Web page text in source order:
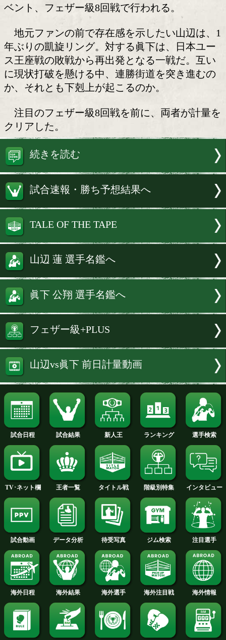
日本フェザー級15位の山辺蓮(29=市野
公翔(23=横浜光)が16日、三重・津市内
で前日計量に臨んだ。
試合は、明日(17日)、三重メッセウィ
NHKで行われる「REAL FIGHT.11」の
ベント、フェザー級8回戦で行われる。
地元ファンの前で存在感を示したい山
年ぶりの凱旋リング。対する眞下は、
ス王座戦の敗戦から再出発となる一戦
に現状打破を懸ける中、連勝街道を突
か、それとも下剋上が起こるのか。
注目のフェザー級8回戦を前に、両者
クリアした。
続きを読む
試合速報・勝ち予想結果へ
TALE OF THE TAPE
山辺 蓮 選手名鑑へ
眞下 公翔 選手名鑑へ
フェザー級+PLUS
山辺vs眞下 前日計量動画
試合日程 試合結果 新人王 ランキング